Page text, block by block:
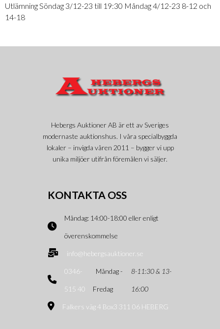
Utlämning Söndag 3/12-23 till 19:30 Måndag 4/12-23 8-12 och
14-18
Hebergs Auktioner AB är ett av Sveriges
modernaste auktionshus. I våra specialbyggda
lokaler – invigda våren 2011 – bygger vi upp
unika miljöer utifrån föremålen vi säljer.
KONTAKTA OSS
Måndag: 14:00-18:00 eller enligt
överenskommelse
info@hebergsauktioner.se
0346-
515 40
Måndag -
Fredag
8-11:30 & 13-
16:00
Falkers väg 4 Box3 311 06 HEBERG